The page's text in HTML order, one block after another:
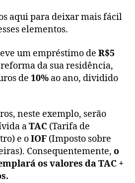
aqui para deixar mais fácil
elementos.
um empréstimo de R$5
da sua residência,
de 10% ao ano, dividido
neste exemplo, serão
aTAC (Tarifa de
e oIOF (Imposto sobre
Consequentemente, o
os valores da TAC +